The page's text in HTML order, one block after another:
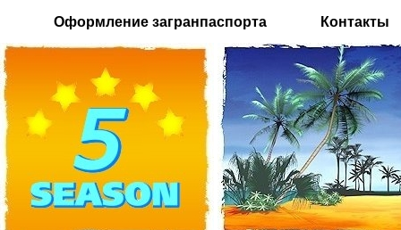
Оформление загранпаспорта Контакты